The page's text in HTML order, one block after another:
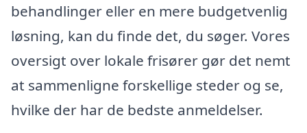
behandlinger eller en mere budgetvenlig
løsning, kan du finde det, du søger. Vores
oversigt over lokale frisører gør det nemt
at sammenligne forskellige steder og se,
hvilke der har de bedste anmeldelser.